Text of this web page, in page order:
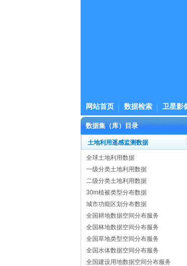
网站首页 数据检索 卫星影
数据集（库）目录
土地利用遥感监测数据
全球土地利用数据
一级分类土地利用数据
二级分类土地利用数据
30m植被类型分布数据
城市功能区划分布数据
全国耕地数据空间分布服务
全国林地数据空间分布服务
全国草地类型空间分布服务
全国水体数据空间分布服务
全国建设用地数据空间分布服务